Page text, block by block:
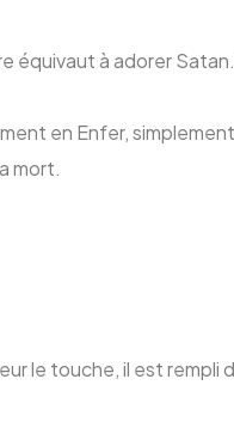
équivaut à adorer
en Enfer,
mort.
le touche, il est rempli